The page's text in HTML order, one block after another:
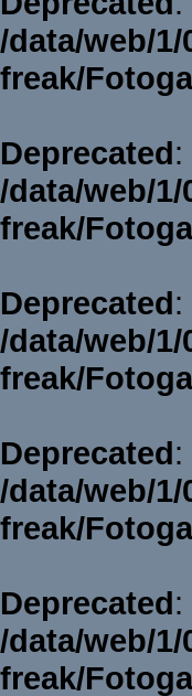
/data/web/1/
freak/
Deprecated:
/data/web/1/
freak/
Deprecated:
/data/web/1/
freak/
Deprecated:
/data/web/1/
freak/
Deprecated:
/data/web/1/
freak/